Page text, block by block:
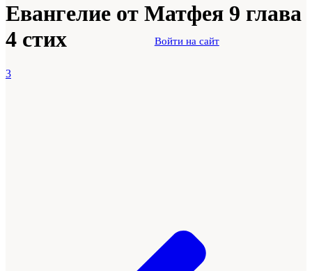
Войти на сайт
Евангелие от Матфея 9 глава
4 стих
3